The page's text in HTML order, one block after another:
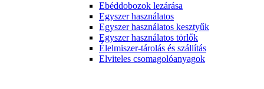
Ebéddobozok lezárása
Egyszer használatos
Egyszer használatos kesztyűk
Egyszer használatos törlők
Élelmiszer-tárolás és szállítás
Elviteles csomagolóanyagok